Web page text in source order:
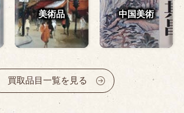
美術品 中国美術
買取品目一覧を見る